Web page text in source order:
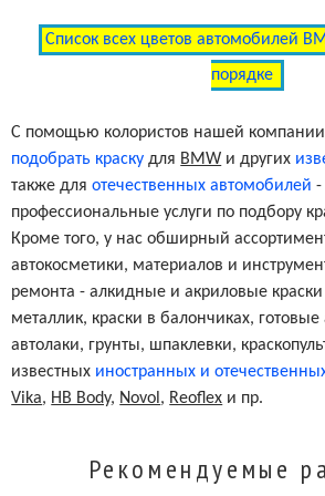
Список всех цветов автомобилей
порядке
С помощью колористов нашей
подобрать краску для BMW и других
также дляотечественных автомобилей -
профессиональные услуги по подбору
Кроме того, у нас обширный
автокосметики, материалов и
ремонта - алкидные и акриловые краски
металлик, краски в балончиках, готовые
автолаки, грунты, шпаклевки,
известных иностранных и
Vika, HB Body, Novol , Reoflex и пр.
Рекомендуемые